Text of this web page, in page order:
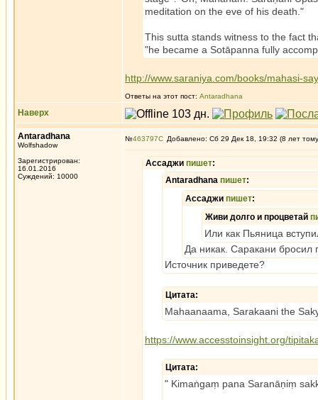
meditation on the eve of his death."
This sutta stands witness to the fact
"he became a Sotāpanna fully
http://www.saraniya.com/books/mahasi-
Ответы на этот пост: Antaradhana
Наверх
Antaradhana
Wolfshadow
Зарегистрирован:
16.01.2016
Суждений: 10000
№463797 Добавлено: Сб 29 Дек 18, 19:32 (8 лет
Ассаджи пишет:
Antaradhana пишет:
Ассаджи пишет:
Живи долго и процветай
Или как Пьяница
Да никак. Саракани бросил
Источник приведете?
Цитата:
Mahaanaama, Sarakaani the
https://www.accesstoinsight.org/
Цитата:
" Kimaṅgaṃ pana Saranāṇiṃ